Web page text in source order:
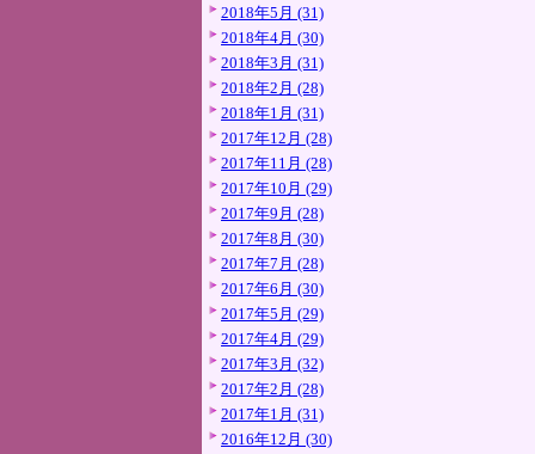
2018年5月 (31)
2018年4月 (30)
2018年3月 (31)
2018年2月 (28)
2018年1月 (31)
2017年12月 (28)
2017年11月 (28)
2017年10月 (29)
2017年9月 (28)
2017年8月 (30)
2017年7月 (28)
2017年6月 (30)
2017年5月 (29)
2017年4月 (29)
2017年3月 (32)
2017年2月 (28)
2017年1月 (31)
2016年12月 (30)